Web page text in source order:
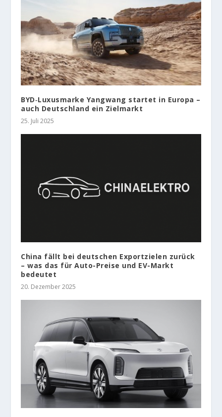
BYD‑Luxusmarke Yangwang startet in Europa –
auch Deutschland ein Zielmarkt
25. Juli 2025
China fällt bei deutschen Exportzielen zurück
– was das für Auto-Preise und EV-Markt
bedeutet
20. Dezember 2025